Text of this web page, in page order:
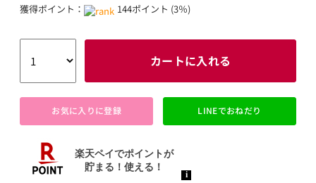
獲得ポイント： 144ポイント (3％)
カートに入れる
お気に入りに登録 LINEでおねだり